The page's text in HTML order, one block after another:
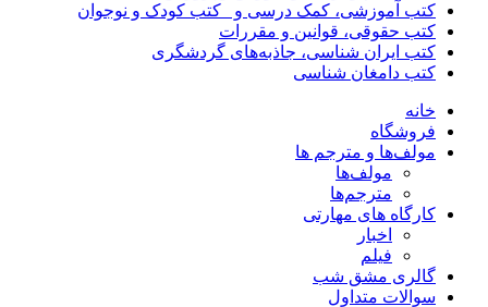
کتب آموزشی، کمک درسی و _کتب کودک و نوجوان
کتب حقوقی، قوانین و مقررات
کتب ایران شناسی، جاذبه‌های گردشگری
کتب دامغان شناسی
خانه
فروشگاه
مولف‌ها و مترجم ها
مولف‌ها
مترجم‌ها
کارگاه های مهارتی
اخبار
فیلم
گالری مشق شب
سوالات متداول